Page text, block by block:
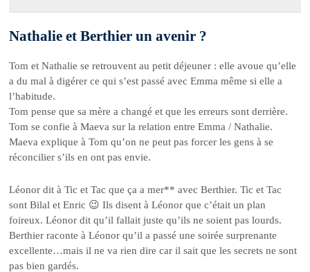
Nathalie et Berthier un avenir ?
Tom et Nathalie se retrouvent au petit déjeuner : elle avoue qu’elle
a du mal à digérer ce qui s’est passé avec Emma même si elle a
l’habitude.
Tom pense que sa mère a changé et que les erreurs sont derrière.
Tom se confie à Maeva sur la relation entre Emma / Nathalie.
Maeva explique à Tom qu’on ne peut pas forcer les gens à se
réconcilier s’ils en ont pas envie.
Léonor dit à Tic et Tac que ça a mer** avec Berthier. Tic et Tac
sont Bilal et Enric 😉 Ils disent à Léonor que c’était un plan
foireux. Léonor dit qu’il fallait juste qu’ils ne soient pas lourds.
Berthier raconte à Léonor qu’il a passé une soirée surprenante
excellente…mais il ne va rien dire car il sait que les secrets ne sont
pas bien gardés.